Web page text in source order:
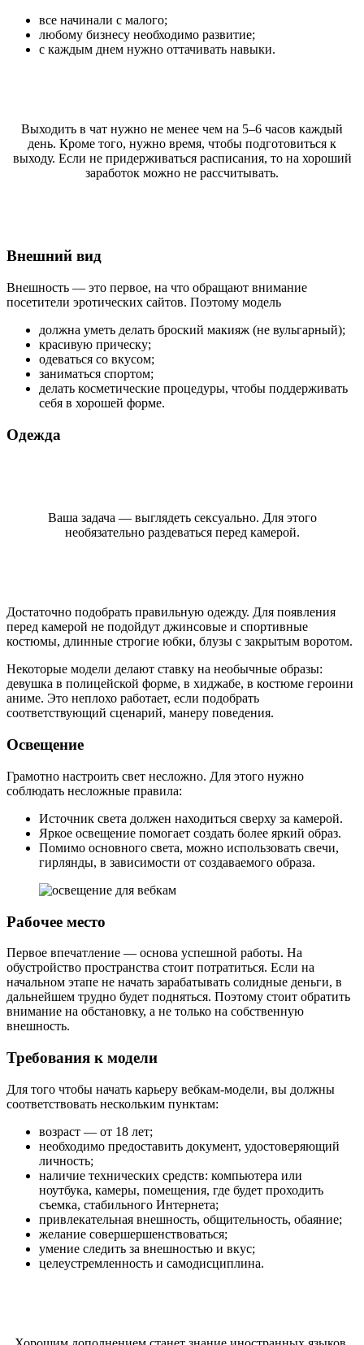
все начинали с малого;
любому бизнесу необходимо развитие;
с каждым днем нужно оттачивать навыки.
Выходить в чат нужно не менее чем на 5–6 часов каждый
день. Кроме того, нужно время, чтобы подготовиться к
выходу. Если не придерживаться расписания, то на хороший
заработок можно не рассчитывать.
Внешний вид
Внешность — это первое, на что обращают внимание
посетители эротических сайтов. Поэтому модель
должна уметь делать броский макияж (не вульгарный);
красивую прическу;
одеваться со вкусом;
заниматься спортом;
делать косметические процедуры, чтобы поддерживать
себя в хорошей форме.
Одежда
Ваша задача — выглядеть сексуально. Для этого
необязательно раздеваться перед камерой.
Достаточно подобрать правильную одежду. Для появления
перед камерой не подойдут джинсовые и спортивные
костюмы, длинные строгие юбки, блузы с закрытым воротом.
Некоторые модели делают ставку на необычные образы:
девушка в полицейской форме, в хиджабе, в костюме героини
аниме. Это неплохо работает, если подобрать
соответствующий сценарий, манеру поведения.
Освещение
Грамотно настроить свет несложно. Для этого нужно
соблюдать несложные правила:
Источник света должен находиться сверху за камерой.
Яркое освещение помогает создать более яркий образ.
Помимо основного света, можно использовать свечи,
гирлянды, в зависимости от создаваемого образа.
Рабочее место
Первое впечатление — основа успешной работы. На
обустройство пространства стоит потратиться. Если на
начальном этапе не начать зарабатывать солидные деньги, в
дальнейшем трудно будет подняться. Поэтому стоит обратить
внимание на обстановку, а не только на собственную
внешность.
Требования к модели
Для того чтобы начать карьеру вебкам-модели, вы должны
соответствовать нескольким пунктам:
возраст — от 18 лет;
необходимо предоставить документ, удостоверяющий
личность;
наличие технических средств: компьютера или
ноутбука, камеры, помещения, где будет проходить
съемка, стабильного Интернета;
привлекательная внешность, общительность, обаяние;
желание совершершенствоваться;
умение следить за внешностью и вкус;
целеустремленность и самодисциплина.